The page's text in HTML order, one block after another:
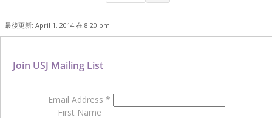
最後更新: April 1, 2014 在 8:20 pm
Join USJ Mailing List
Email Address *
First Name